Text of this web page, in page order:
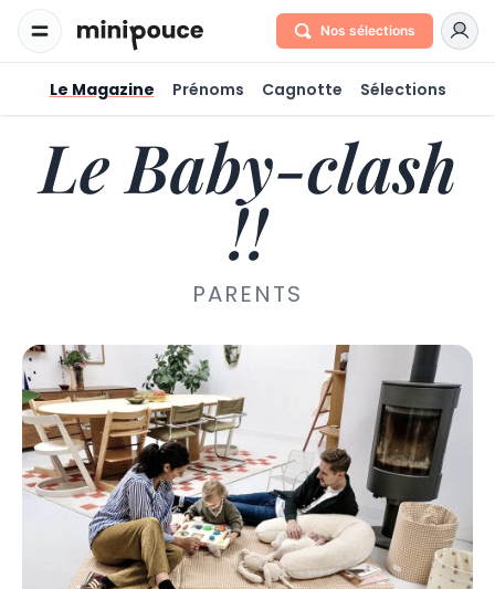
Nos sélections
Le Magazine Prénoms Cagnotte Sélections
Le Baby-clash
!!
PARENTS